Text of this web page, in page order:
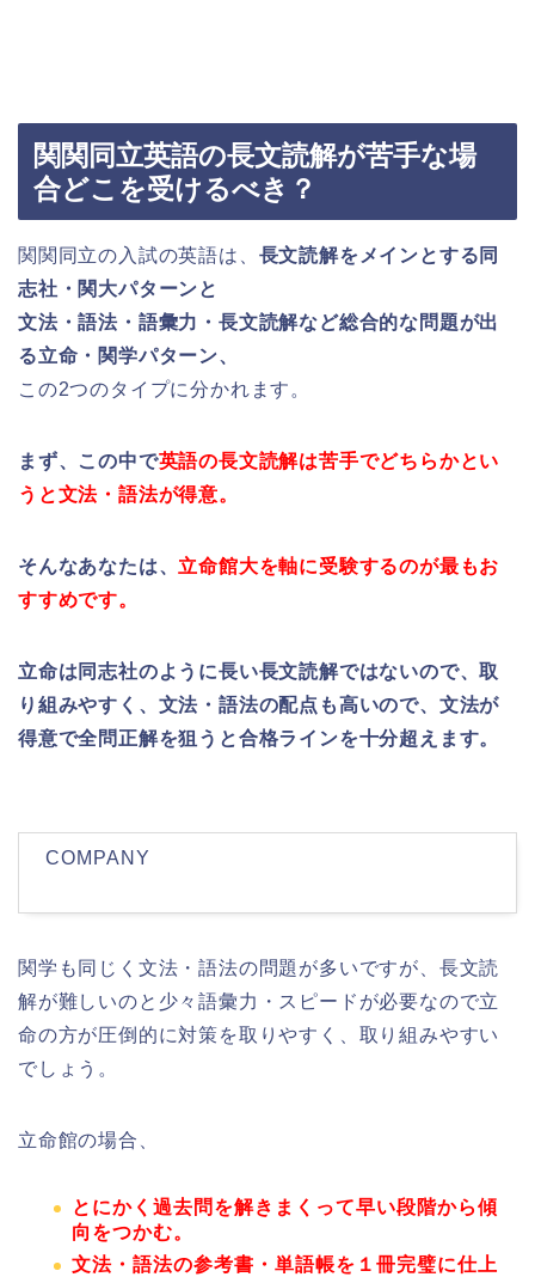
関関同立英語の長文読解が苦手な場
合どこを受けるべき？
関関同立の入試の英語は、 長文読解をメインとする同
志社・関大パターンと
文法・語法・語彙力・長文読解など総合的な問題が出
る立命・関学パターン、
この2つのタイプに分かれます。
まず、この中で英語の長文読解は苦手でどちらかとい
うと文法・語法が得意。
そんなあなたは、 立命館大を軸に受験するのが最もお
すすめです。
立命は同志社のように長い長文読解ではないので、取
り組みやすく、 文法・語法の配点も高いので、文法が
得意で全問正解を狙うと合格ラインを十分超えます。
COMPANY
関学も同じく文法・語法の問題が多いですが、長文読
解が難しいのと少々語彙力・スピードが必要なので立
命の方が圧倒的に対策を取りやすく、取り組みやすい
でしょう。
立命館の場合、
とにかく過去問を解きまくって早い段階から傾
向をつかむ。
文法・語法の参考書・単語帳を１冊完璧に仕上